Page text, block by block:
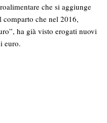
che si aggiunge
comparto che nel 2016,
ha già visto erogati nuovi
euro.